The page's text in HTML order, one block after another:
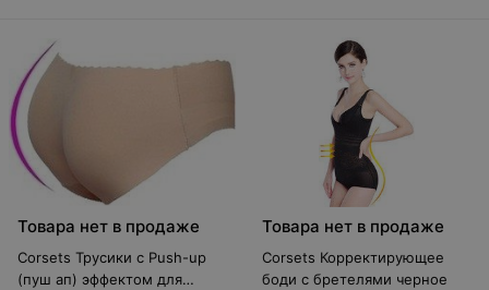
Товара нет в продаже
Corsets Трусики с Push-up
(пуш ап) эффектом для
Товара нет в продаже
Corsets Корректирующее
боди с бретелями черное